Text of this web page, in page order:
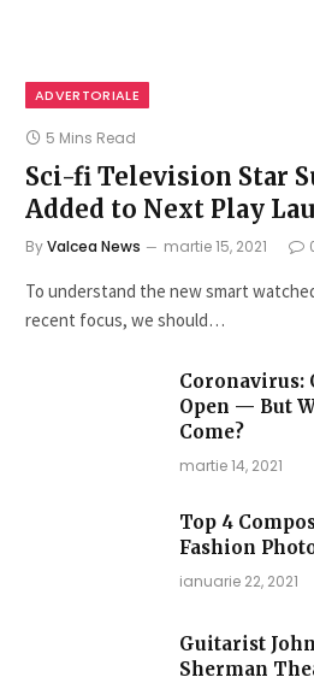
ADVERTORIALE
5 Mins Read
Sci-fi Television Star
Added to Next Play
ByValcea News martie 15, 2021
To understand the new smart
recent focus, we should…
Coronavirus:
Open — But
Come?
martie 14, 2021
Top 4
Fashion
ianuarie 22, 2021
Guitarist
Sherman